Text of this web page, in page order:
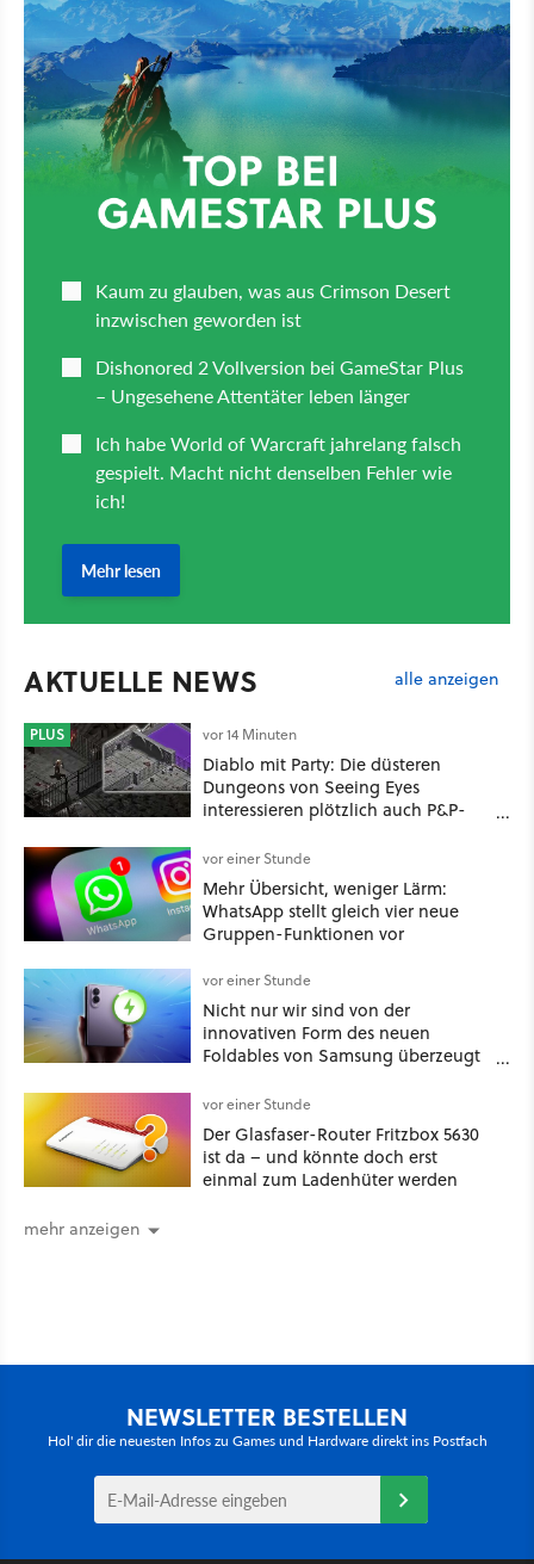
AKTUELLE NEWS alle anzeigen
PLUS vor 14 Minuten
Diablo mit Party: Die düsteren
Dungeons von Seeing Eyes
interessieren plötzlich auch P&P-
vor einer Stunde
Mehr Übersicht, weniger Lärm:
WhatsApp stellt gleich vier neue
Gruppen-Funktionen vor
vor einer Stunde
Nicht nur wir sind von der
innovativen Form des neuen
Foldables von Samsung überzeugt
neue Vorbesteller-Rekorde auf
vor einer Stunde
Der Glasfaser-Router Fritzbox 5630
ist da – und könnte doch erst
einmal zum Ladenhüter werden
mehr anzeigen
NEWSLETTER BESTELLEN
Hol' dir die neuesten Infos zu Games und Hardware direkt ins Postfach